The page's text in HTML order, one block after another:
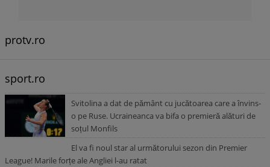
protv.ro
sport.ro
Svitolina a dat de pământ cu jucătoarea care a învins-
o pe Ruse. Ucraineanca va bifa o premieră alături de
soțul Monfils
El va fi noul star al următorului sezon din Premier
League! Marile forțe ale Angliei l-au ratat